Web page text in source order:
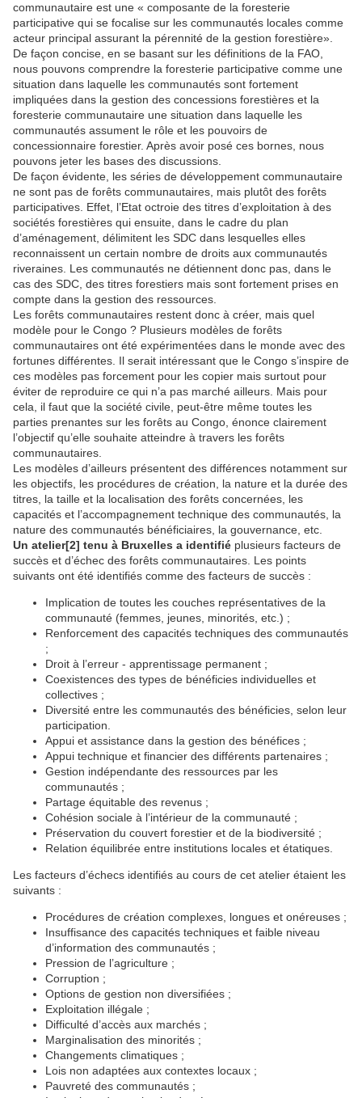
communautaire est une « composante de la foresterie
participative qui se focalise sur les communautés locales comme
acteur principal assurant la pérennité de la gestion forestière».
De façon concise, en se basant sur les définitions de la FAO,
nous pouvons comprendre la foresterie participative comme une
situation dans laquelle les communautés sont fortement
impliquées dans la gestion des concessions forestières et la
foresterie communautaire une situation dans laquelle les
communautés assument le rôle et les pouvoirs de
concessionnaire forestier. Après avoir posé ces bornes, nous
pouvons jeter les bases des discussions.
De façon évidente, les séries de développement communautaire
ne sont pas de forêts communautaires, mais plutôt des forêts
participatives. Effet, l’Etat octroie des titres d’exploitation à des
sociétés forestières qui ensuite, dans le cadre du plan
d’aménagement, délimitent les SDC dans lesquelles elles
reconnaissent un certain nombre de droits aux communautés
riveraines. Les communautés ne détiennent donc pas, dans le
cas des SDC, des titres forestiers mais sont fortement prises en
compte dans la gestion des ressources.
Les forêts communautaires restent donc à créer, mais quel
modèle pour le Congo ? Plusieurs modèles de forêts
communautaires ont été expérimentées dans le monde avec des
fortunes différentes. Il serait intéressant que le Congo s’inspire de
ces modèles pas forcement pour les copier mais surtout pour
éviter de reproduire ce qui n’a pas marché ailleurs. Mais pour
cela, il faut que la société civile, peut-être même toutes les
parties prenantes sur les forêts au Congo, énonce clairement
l’objectif qu’elle souhaite atteindre à travers les forêts
communautaires.
Les modèles d’ailleurs présentent des différences notamment sur
les objectifs, les procédures de création, la nature et la durée des
titres, la taille et la localisation des forêts concernées, les
capacités et l’accompagnement technique des communautés, la
nature des communautés bénéficiaires, la gouvernance, etc.
Un atelier[2] tenu à Bruxelles a identifié plusieurs facteurs de
succès et d’échec des forêts communautaires. Les points
suivants ont été identifiés comme des facteurs de succès :
Implication de toutes les couches représentatives de la
communauté (femmes, jeunes, minorités, etc.) ;
Renforcement des capacités techniques des communautés
;
Droit à l’erreur - apprentissage permanent ;
Coexistences des types de bénéficies individuelles et
collectives ;
Diversité entre les communautés des bénéficies, selon leur
participation.
Appui et assistance dans la gestion des bénéfices ;
Appui technique et financier des différents partenaires ;
Gestion indépendante des ressources par les
communautés ;
Partage équitable des revenus ;
Cohésion sociale à l’intérieur de la communauté ;
Préservation du couvert forestier et de la biodiversité ;
Relation équilibrée entre institutions locales et étatiques.
Les facteurs d’échecs identifiés au cours de cet atelier étaient les
suivants :
Procédures de création complexes, longues et onéreuses ;
Insuffisance des capacités techniques et faible niveau
d’information des communautés ;
Pression de l’agriculture ;
Corruption ;
Options de gestion non diversifiées ;
Exploitation illégale ;
Difficulté d’accès aux marchés ;
Marginalisation des minorités ;
Changements climatiques ;
Lois non adaptées aux contextes locaux ;
Pauvreté des communautés ;